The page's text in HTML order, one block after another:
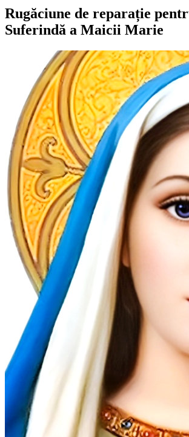
Rugăciune de reparație
Suferindă a Maicii Marie